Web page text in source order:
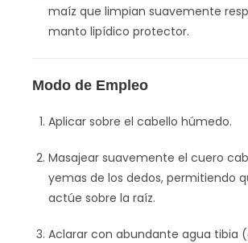
maíz que limpian suavemente
manto lipídico protector.
Modo de Empleo
Aplicar sobre el cabello húmedo.
Masajear suavemente el cuero
yemas de los dedos, permitiendo
actúe sobre la raíz.
Aclarar con abundante agua tibia